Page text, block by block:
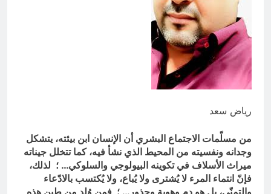
الولاية التكوينية / راي الفلسفة
رياض سعد
من مسلّمات الاجتماع البشري أن الإنسان ابن بيئته، يتشكل
وجدانه ونفسيته من المحيط الذي نشأ فيه، كما تتخلل جيناته
ميراث الأسلاف في تكوينه البيولوجي والسلوكي… ؛ لذلك،
فإنّ انتماء المرء لا يُشترى ولا يُباع، ولا يُكتسب بالادّعاء